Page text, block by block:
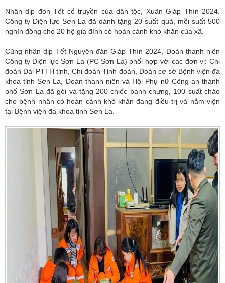
Nhân dịp đón Tết cổ truyền của dân tộc, Xuân Giáp Thìn 2024.
Công ty Điện lực Sơn La đã dành tặng 20 suất quà, mỗi suất 500
nghìn đồng cho 20 hộ gia đình có hoàn cảnh khó khăn của xã.
Cũng nhân dịp Tết Nguyên đán Giáp Thìn 2024, Đoàn thanh niên
Công ty Điện lực Sơn La (PC Sơn La) phối hợp với các đơn vị: Chi
đoàn Đài PTTH tỉnh, Chi đoàn Tỉnh đoàn, Đoàn cơ sở Bệnh viện đa
khoa tỉnh Sơn La, Đoàn thanh niên và Hội Phụ nữ Công an thành
phố Sơn La đã gói và tặng 200 chiếc bánh chưng, 100 suất cháo
cho bệnh nhân có hoàn cảnh khó khăn đang điều trị và nằm viện
tại Bệnh viện đa khoa tỉnh Sơn La.